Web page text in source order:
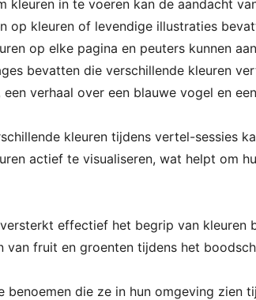
in te voeren kan de aandacht
op kleuren of levendige illustraties
op elke pagina en peuters kunnen
bevatten die verschillende kleuren
verhaal over een blauwe vogel en
kleuren tijdens vertel-sessies
actief te visualiseren, wat helpt om
effectief het begrip van kleuren
fruit en groenten tijdens het
die ze in hun omgeving zien